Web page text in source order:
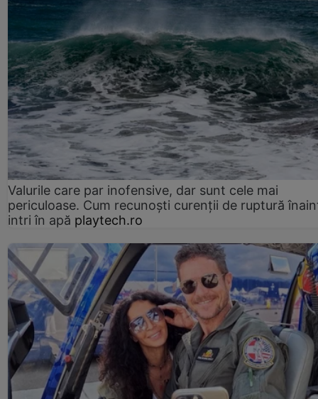
Valurile care par inofensive, dar sunt cele mai
periculoase. Cum recunoști curenții de ruptură
intri în apă playtech.ro